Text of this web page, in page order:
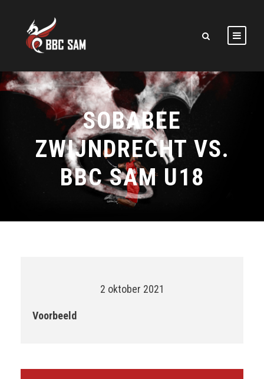
SOBABEE
ZWIJNDRECHT VS.
BBC SAM U18
2 oktober 2021
Voorbeeld